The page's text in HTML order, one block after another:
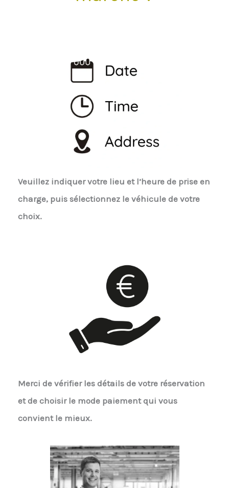
Veuillez indiquer votre lieu et l’heure de prise en
charge, puis sélectionnez le véhicule de votre
choix.
Merci de vérifier les détails de votre réservation
et de choisir le mode paiement qui vous
convient le mieux.